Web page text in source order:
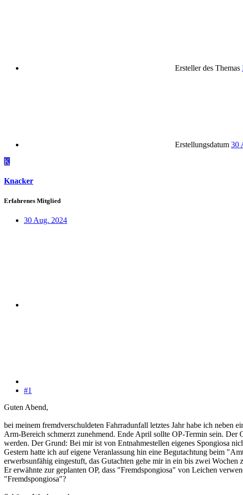
Ersteller des Themas
Erstellungsdatum 30
K
Knacker
Erfahrenes Mitglied
30 Aug. 2024
#1
Guten Abend,
bei meinem fremdverschuldeten Fahrradunfall letztes Jahr habe ich neben
Arm-Bereich schmerzt zunehmend. Ende April sollte OP-Termin sein. Der
werden. Der Grund: Bei mir ist von Entnahmestellen eigenes Spongiosa
Gestern hatte ich auf eigene Veranlassung hin eine Begutachtung beim
erwerbsunfähig eingestuft, das Gutachten gehe mir in ein bis zwei Wochen
Er erwähnte zur geplanten OP, dass "Fremdspongiosa" von Leichen
"Fremdspongiosa"?